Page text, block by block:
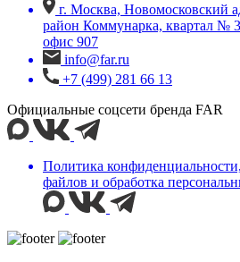
г. Москва, Новомосковский
район Коммунарка, квартал №
офис 907
info@far.ru
+7 (499) 281 66 13
Официальные соцсети бренда FAR
Политика
файлов и обработка